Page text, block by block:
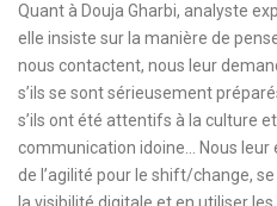
Quant à Douja Gharbi, analyste
elle insiste sur la manière de
nous contactent, nous leur
s’ils se sont sérieusement
s’ils ont été attentifs à la culture
communication idoine… Nous leur
de l’agilité pour le shift/change,